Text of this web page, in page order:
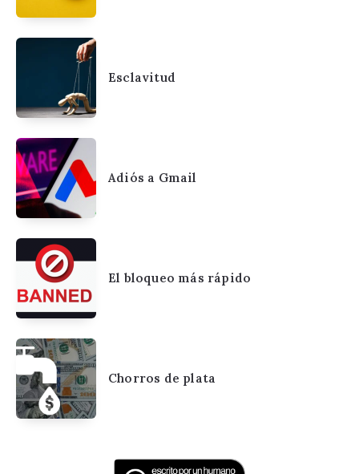
Esclavitud
Adiós a Gmail
El bloqueo más rápido
Chorros de plata